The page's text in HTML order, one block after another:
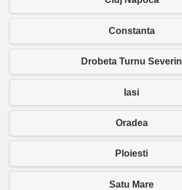
Constanta
Drobeta Turnu Severin
Iasi
Oradea
Ploiesti
Satu Mare